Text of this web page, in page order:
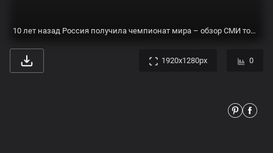
10 лет назад Россия получила чемпионат мира – обзор СМИ того времени - Чемпионат
1920x1280px 0